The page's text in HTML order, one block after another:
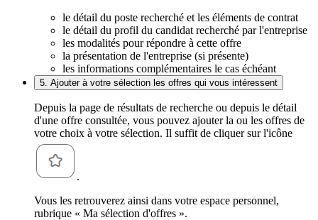
le détail du poste recherché et les éléments de contrat
le détail du profil du candidat recherché par l'entreprise
les modalités pour répondre à cette offre
la présentation de l'entreprise (si présente)
les informations complémentaires le cas échéant
5. Ajouter à votre sélection les offres qui vous intéressent
Depuis la page de résultats de recherche ou depuis le détail
d'une offre consultée, vous pouvez ajouter la ou les offres de
votre choix à votre sélection. Il suffit de cliquer sur l'icône
.
Vous les retrouverez ainsi dans votre espace personnel,
rubrique « Ma sélection d'offres ».